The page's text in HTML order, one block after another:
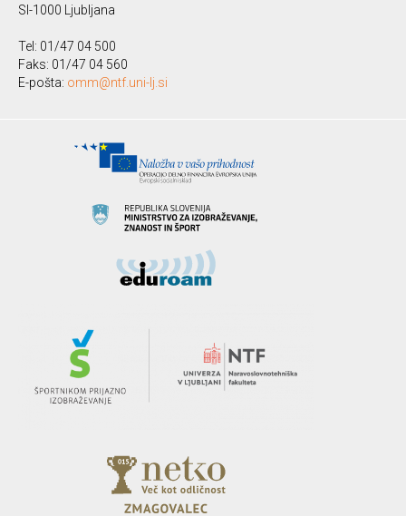
SI-1000 Ljubljana
Tel: 01/47 04 500
Faks: 01/47 04 560
E-pošta: omm@ntf.uni-lj.si